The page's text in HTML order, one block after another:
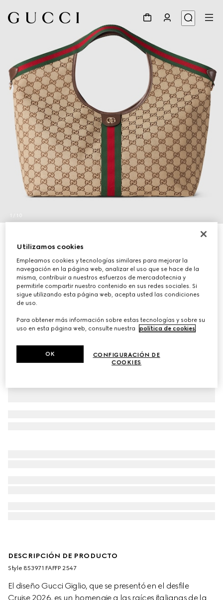
10
Bolso tote Gucci Giglio tamaño grande
€ 1.800
Variaciones lona GG beige y marrón
DESCRIPCIÓN DE PRODUCTO
Style ‎853971 FAFFP 2547
El diseño Gucci Giglio, que se presentó en el desfile
Cruise 2026, es un homenaje a las raíces italianas de la
Utilizamos cookies
Empleamos cookies y tecnologías similares para mejorar la
navegación en la página web, analizar el uso que se hace de la
misma, contribuir a nuestros esfuerzos de mercadotecnia y
permitirle compartir nuestro contenido en sus redes sociales. Si
sigue utilizando esta página web, acepta usted las condiciones
de uso.
Para obtener más información sobre estas tecnologías y sobre su
uso en esta página web, consulte nuestra
política de cookies
CONFIGURACIÓN DE
COOKIES
OK